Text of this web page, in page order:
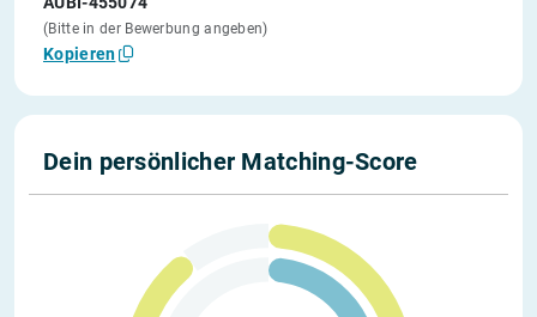
(Bitte in der Bewerbung angeben)
Kopieren
Dein persönlicher Matching-Score